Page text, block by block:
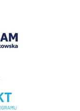
w Gminie Wieliczka